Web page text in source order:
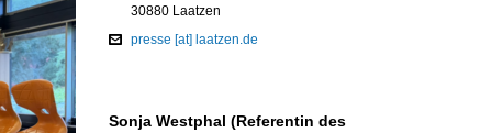
30880 Laatzen
presse [at] laatzen.de
Sonja Westphal (Referentin des